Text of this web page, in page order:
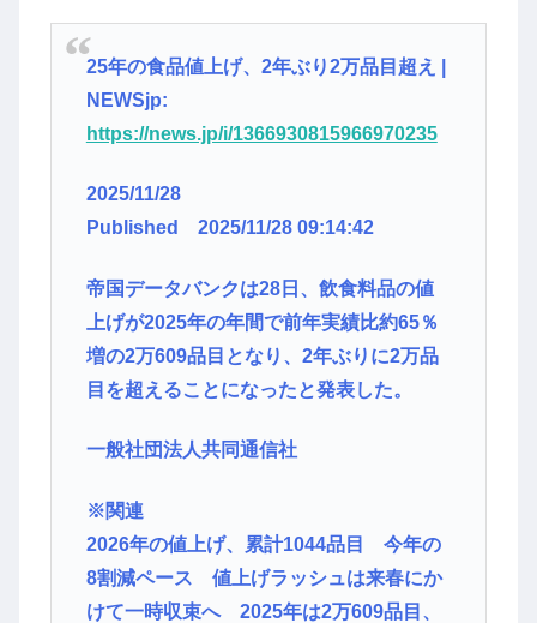
25年の食品値上げ、2年ぶり2万品目超え |
NEWSjp:
https://news.jp/i/1366930815966970235
2025/11/28
Published 2025/11/28 09:14:42
帝国データバンクは28日、飲食料品の値
上げが2025年の年間で前年実績比約65％
増の2万609品目となり、2年ぶりに2万品
目を超えることになったと発表した。
一般社団法人共同通信社
※関連
2026年の値上げ、累計1044品目 今年の
8割減ペース 値上げラッシュは来春にか
けて一時収束へ 2025年は2万609品目、